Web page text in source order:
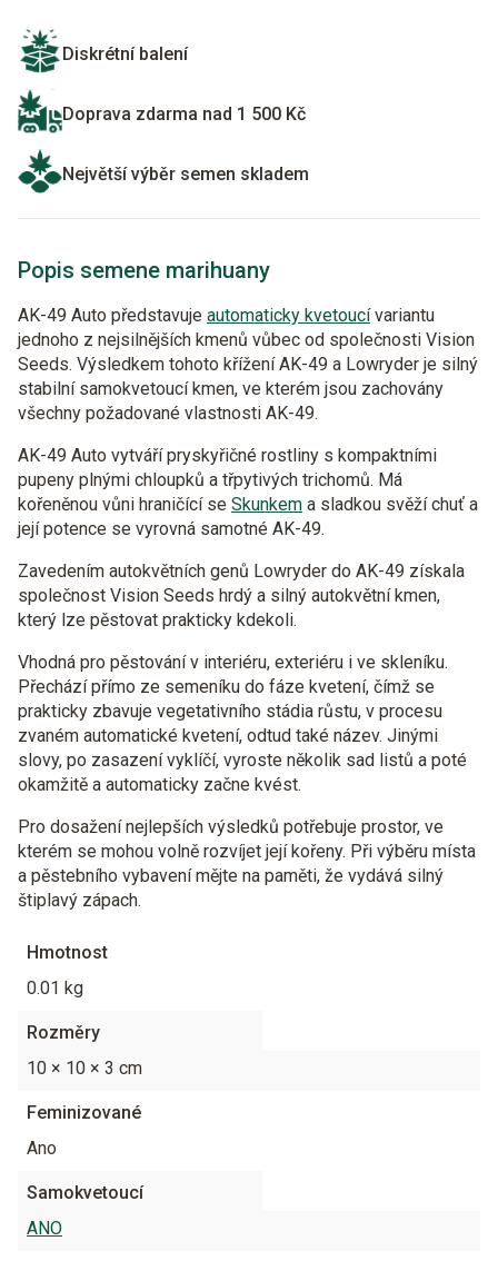
Diskrétní balení
Doprava zdarma nad 1 500 Kč
Největší výběr semen skladem
Popis semene marihuany
AK-49 Auto představuje automaticky kvetoucívariantu
jednoho z nejsilnějších kmenů vůbec od společnosti Vision
Seeds. Výsledkem tohoto křížení AK-49 a Lowryder je silný
stabilní samokvetoucí kmen, ve kterém jsou zachovány
všechny požadované vlastnosti AK-49.
AK-49 Auto vytváří pryskyřičné rostliny s kompaktními
pupeny plnými chloupků a třpytivých trichomů. Má
kořeněnou vůni hraničící se Skunkem a sladkou svěží chuť a
její potence se vyrovná samotné AK-49.
Zavedením autokvětních genů Lowryder do AK-49 získala
společnost Vision Seeds hrdý a silný autokvětní kmen,
který lze pěstovat prakticky kdekoli.
Vhodná pro pěstování v interiéru, exteriéru i ve skleníku.
Přechází přímo ze semeníku do fáze kvetení, čímž se
prakticky zbavuje vegetativního stádia růstu, v procesu
zvaném automatické kvetení, odtud také název. Jinými
slovy, po zasazení vyklíčí, vyroste několik sad listů a poté
okamžitě a automaticky začne kvést.
Pro dosažení nejlepších výsledků potřebuje prostor, ve
kterém se mohou volně rozvíjet její kořeny. Při výběru místa
a pěstebního vybavení mějte na paměti, že vydává silný
štiplavý zápach.
Hmotnost
0.01 kg
Rozměry
10 × 10 × 3 cm
Feminizované
Ano
Samokvetoucí
ANO